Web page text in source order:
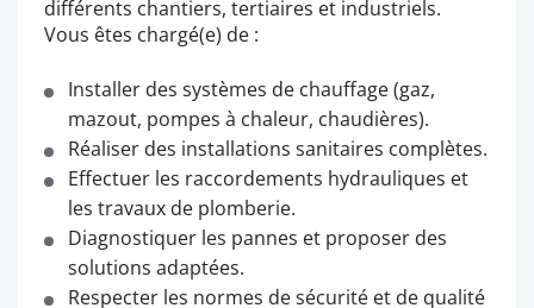
différents chantiers, tertiaires et industriels.
Vous êtes chargé(e) de :
Installer des systèmes de chauffage (gaz,
mazout, pompes à chaleur, chaudières).
Réaliser des installations sanitaires complètes.
Effectuer les raccordements hydrauliques et
les travaux de plomberie.
Diagnostiquer les pannes et proposer des
solutions adaptées.
Respecter les normes de sécurité et de qualité